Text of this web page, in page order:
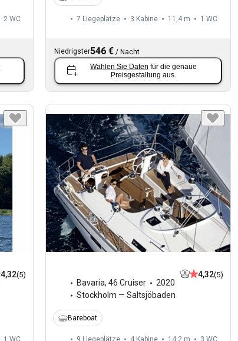
2 WC 7 Liegeplätze 3 Kabine 11,4 m 1 WC
Niedrigster546 € /Nacht
Wählen Sie Daten für die genaue
Preisgestaltung aus.
4,32(5)
1 WC
Bavaria,46 Cruiser
2020
Stockholm — Saltsjöbaden
4,32(5)
Bareboat
9 Liegeplätze 4 Kabine 14,2 m 3 WC